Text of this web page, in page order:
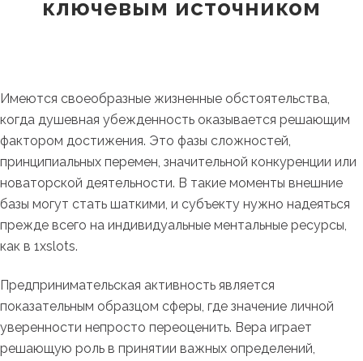
ключевым источником
Имеются своеобразные жизненные обстоятельства,
когда душевная убежденность оказывается решающим
фактором достижения. Это фазы сложностей,
принципиальных перемен, значительной конкуренции или
новаторской деятельности. В такие моменты внешние
базы могут стать шаткими, и субъекту нужно надеяться
прежде всего на индивидуальные ментальные ресурсы,
как в 1xslots.
Предпринимательская активность является
показательным образцом сферы, где значение личной
уверенности непросто переоценить. Вера играет
решающую роль в принятии важных определений,